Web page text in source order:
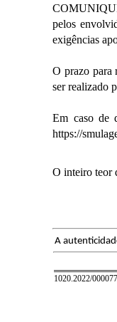
pelos
exigências
O prazo para
ser realizado
Em caso de
https://
O inteiro teor
A
1020.2022/